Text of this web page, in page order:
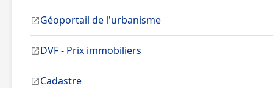
Géoportail de l'urbanisme
DVF - Prix immobiliers
Cadastre